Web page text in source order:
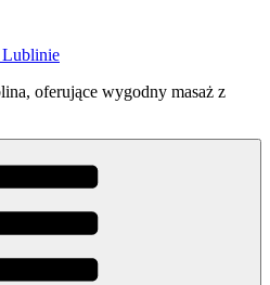
Lublinie
oferujące wygodny masaż z